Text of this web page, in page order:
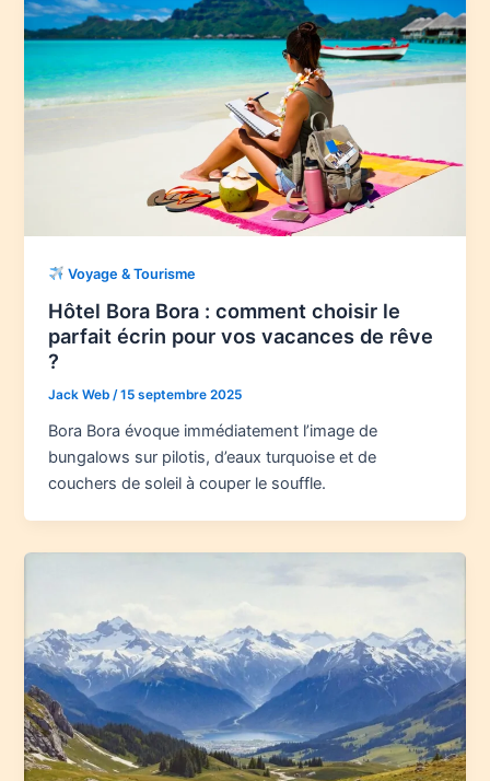
Voyage & Tourisme
Hôtel Bora Bora : comment choisir le
parfait écrin pour vos vacances de rêve
?
Jack Web/15 septembre 2025
Bora Bora évoque immédiatement l’image de
bungalows sur pilotis, d’eaux turquoise et de
couchers de soleil à couper le souffle.